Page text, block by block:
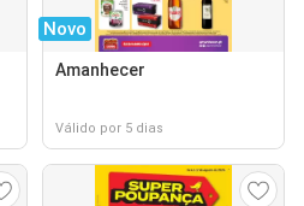
Novo
Amanhecer
Válido por 5 dias